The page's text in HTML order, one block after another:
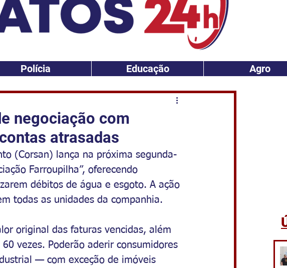
Polícia Educação Agro
negociação com
atrasadas
(Corsan) lança na próxima segunda-
Farroupilha”, oferecendo
débitos de água e esgoto. A ação
todas as unidades da companhia.
original das faturas vencidas, além
vezes. Poderão aderir consumidores
— com exceção de imóveis